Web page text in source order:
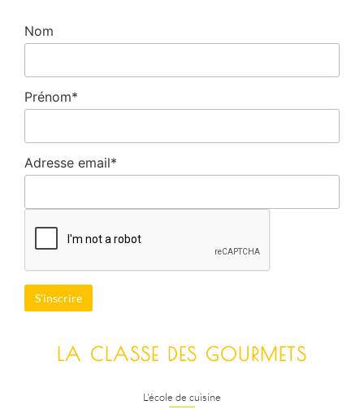
Nom
Prénom*
Adresse email*
LA CLASSE DES GOURMETS
L'école de cuisine